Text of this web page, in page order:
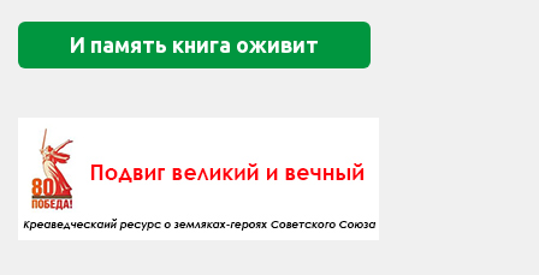
И память книга оживит